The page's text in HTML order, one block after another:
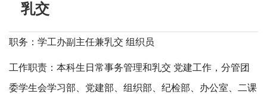
乳交
职务：学工办副主任兼乳交 组织员
工作职责：本科生日常事务管理和乳交 党建工作，分管团
委学生会学习部、党建部、组织部、纪检部、办公室、二课